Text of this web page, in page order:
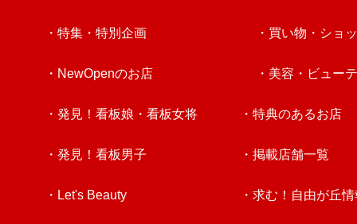
・特集・特別企画
・NewOpenのお店
・発見！看板娘・看板女将
・発見！看板男子
・Let's Beauty
・買い物・ショ
・美容・ビュー
・特典のあるお店
・掲載店舗一覧
・求む！自由が丘